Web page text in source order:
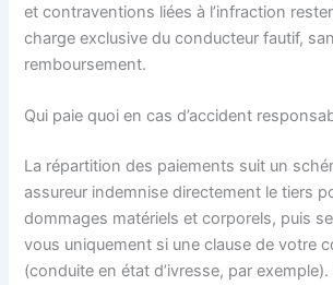
et contraventions liées à l’infraction
charge exclusive du conducteur fautif,
remboursement.
Qui paie quoi en cas d’accident
La répartition des paiements suit un
assureur indemnise directement le tiers
dommages matériels et corporels, puis
vous uniquement si une clause de votre
(conduite en état d’ivresse, par